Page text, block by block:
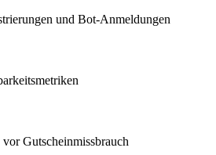
und Bot-Anmeldungen
Gutscheinmissbrauch